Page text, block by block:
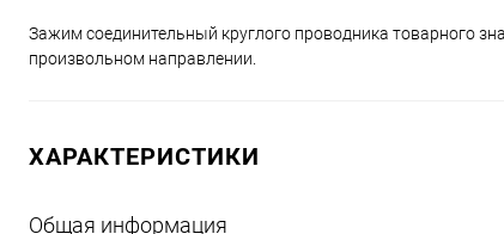
Зажим соединительный круглого проводника товарного
произвольном направлении.
ХАРАКТЕРИСТИКИ
Общая информация